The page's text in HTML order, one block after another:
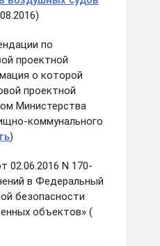
по
проектной
о которой
проектной
Министерства
коммунального
)
02.06.2016 N 170-
в Федеральный
безопасности
объектов» (